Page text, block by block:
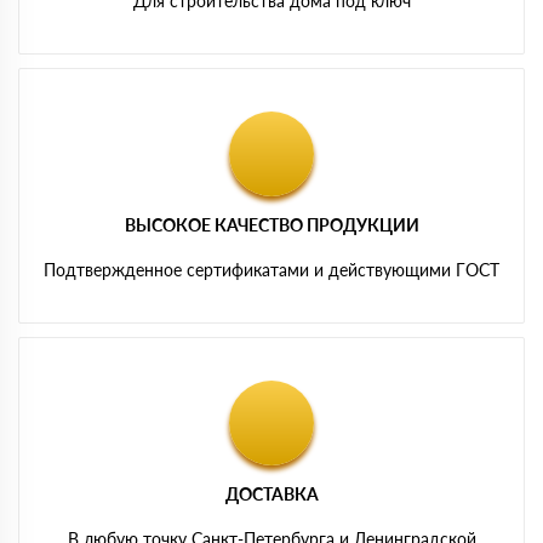
ВЫСОКОЕ КАЧЕСТВО ПРОДУКЦИИ
Подтвержденное сертификатами и действующими ГОСТ
ДОСТАВКА
В любую точку Санкт-Петербурга и Ленинградской